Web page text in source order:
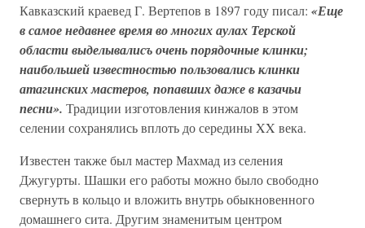
Кавказский краевед Г. Вертепов в 1897 году писал: «Еще
в самое недавнее время во многих аулах Терской
области выделывалисъ очень порядочные клинки;
наибольшей известностью пользовались клинки
атагинских мастеров, попавших даже в казачьи
песни». Традиции изготовления кинжалов в этом
селении сохранялись вплоть до середины XX века.
Известен также был мастер Махмад из селения
Джугурты. Шашки его работы можно было свободно
свернуть в кольцо и вложить внутрь обыкновенного
домашнего сита. Другим знаменитым центром